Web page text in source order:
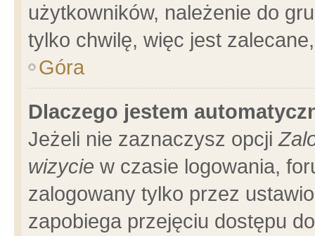
użytkowników, należenie do
tylko chwilę, więc jest
Góra
Dlaczego jestem
Jeżeli nie zaznaczysz opcji
wizycie w czasie logowania,
zalogowany tylko przez
zapobiega przejęciu dostępu